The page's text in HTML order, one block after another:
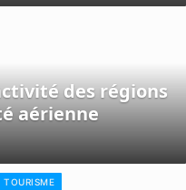
des régions
aérienne
TOURISME